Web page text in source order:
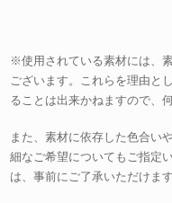
※使用されている素材には、
ございます。これらを理由と
ることは出来かねますので、
また、素材に依存した色合い
細なご希望についてもご指定
は、事前にご了承いただけま